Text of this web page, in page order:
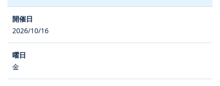
2026/10/16
金